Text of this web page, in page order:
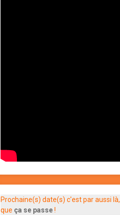
Prochaine(s) date(s) c'est par aussi là,
que ça se passe!